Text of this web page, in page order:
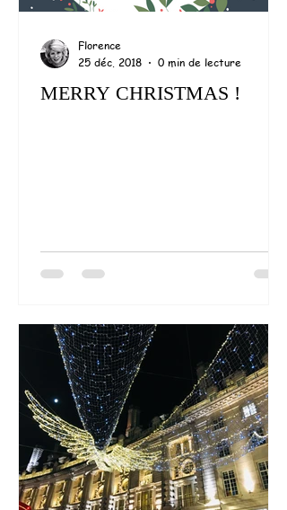
MERRY CHRISTMAS !
Florence
25 déc. 2018
0 min de lecture